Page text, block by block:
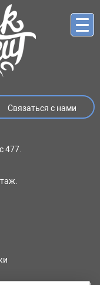
Связаться с нами
477.